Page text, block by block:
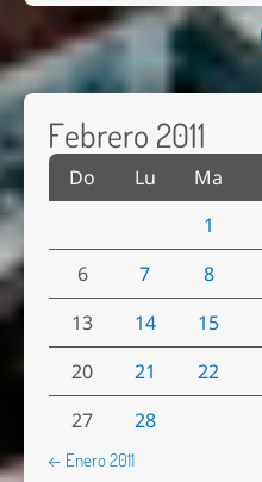
Febrero 2011
Do Lu Ma
1
6
7 8
13
14 15
20
21 22
27
28
← Enero 2011